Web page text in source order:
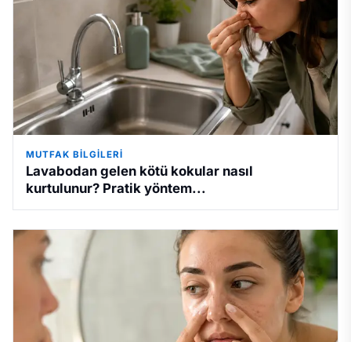
MUTFAK BILGILERI
Lavabodan gelen kötü kokular nasıl
kurtulunur? Pratik yöntem...